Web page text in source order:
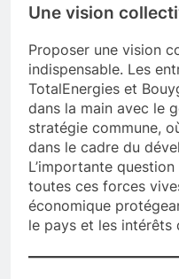
Une vision
Proposer une vision
indispensable. Les
TotalEnergies et
dans la main avec le
stratégie commune,
dans le cadre du
L’importante
toutes ces forces
économique
le pays et les intérêts